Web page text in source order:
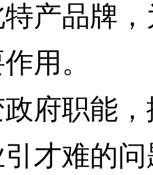
产品牌
用。
职能，
引才难的